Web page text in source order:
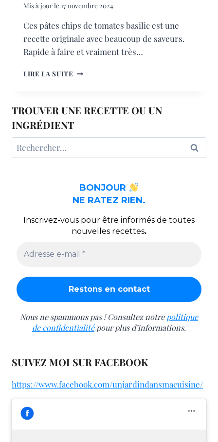
Mis à jour le 17 novembre 2024
Ces pâtes chips de tomates basilic est une
recette originale avec beaucoup de saveurs.
Rapide à faire et vraiment très…
LIRE LA SUITE PÂTES
BASILIC
TROUVER UNE RECETTE OU UN
INGRÉDIENT
Rechercher :
BONJOUR
NE RATEZ RIEN.
Inscrivez-vous pour être informés de toutes
nouvelles recettes.
Nous ne spammons pas ! Consultez notre politique
de confidentialitépour plus d’informations.
SUIVEZ MOI SUR FACEBOOK
https://www.facebook.com/unjardindansmacuisine/